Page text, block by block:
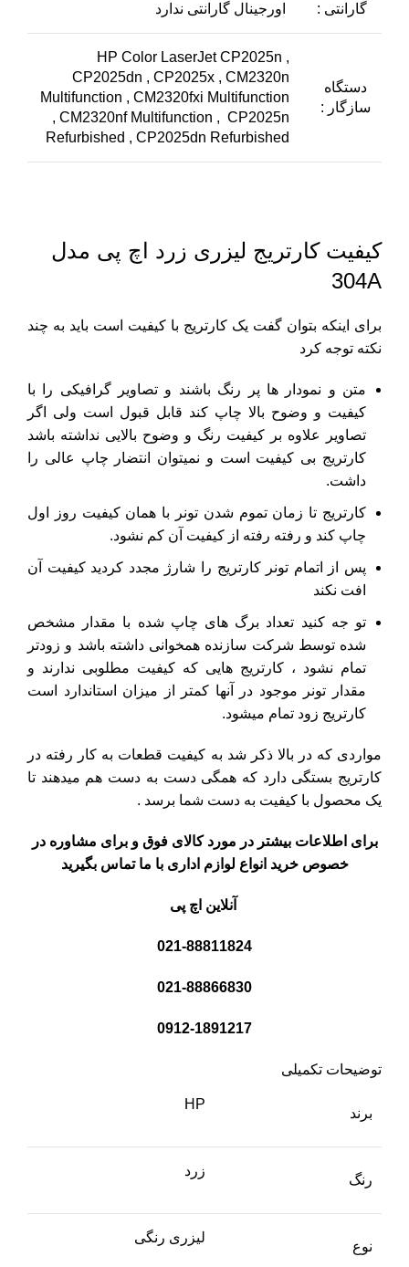
گارانتی : اورجینال گارانتی ندارد
دستگاه
سازگار :
HP Color LaserJet CP2025n ,
CP2025dn , CP2025x , CM2320n
Multifunction , CM2320fxi Multifunction
, CM2320nf Multifunction , CP2025n
Refurbished , CP2025dn Refurbished
کیفیت کارتریج لیزری زرد اچ پی مدل
304A
برای اینکه بتوان گفت یک کارتریج با کیفیت است باید به چند
نکته توجه کرد
متن و نمودار ها پر رنگ باشند و تصاویر گرافیکی را با
کیفیت و وضوح بالا چاپ کند قابل قبول است ولی اگر
تصاویر علاوه بر کیفیت رنگ و وضوح بالایی نداشته باشد
کارتریج بی کیفیت است و نمیتوان انتضار چاپ عالی را
داشت.
کارتریج تا زمان تموم شدن تونر با همان کیفیت روز اول
چاپ کند و رفته رفته از کیفیت آن کم نشود.
پس از اتمام تونر کارتریج را شارژ مجدد کردید کیفیت آن
افت نکند
تو جه کنید تعداد برگ های چاپ شده با مقدار مشخص
شده توسط شرکت سازنده همخوانی داشته باشد و زودتر
تمام نشود ، کارتریج هایی که کیفیت مطلوبی ندارند و
مقدار تونر موجود در آنها کمتر از میزان استاندارد است
کارتریج زود تمام میشود.
مواردی که در بالا ذکر شد به کیفیت قطعات به کار رفته در
کارتریج بستگی دارد که همگی دست به دست هم میدهند تا
یک محصول با کیفیت به دست شما برسد .
برای اطلاعات بیشتر در مورد کالای فوق و برای مشاوره در
خصوص خرید انواع لوازم اداری با ما تماس بگیرید
آنلاین اچ پی
021-88811824
021-88866830
0912-1891217
توضیحات تکمیلی
برند
HP
رنگ
زرد
نوع
لیزری رنگی